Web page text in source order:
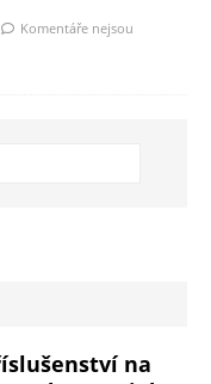
Komentáře nejsou
na